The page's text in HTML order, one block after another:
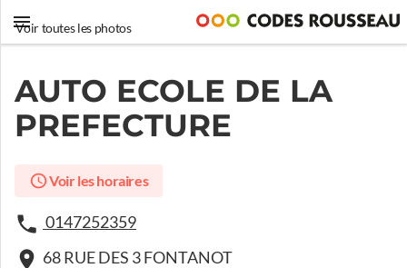
Voir toutes les photos
AUTO ECOLE DE LA
PREFECTURE
Voir les horaires
0147252359
68 RUE DES 3 FONTANOT